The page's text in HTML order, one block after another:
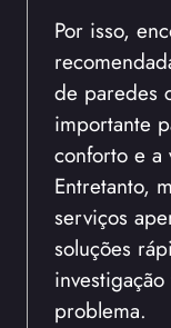
Por isso,
de paredes
importante
conforto e a
Entretanto,
serviços
soluções
problema.